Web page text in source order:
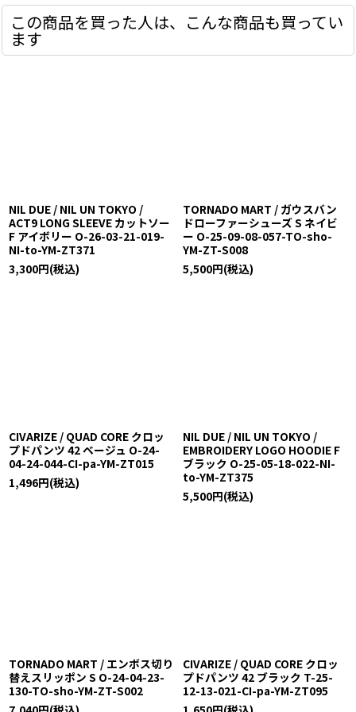
この商品を買った人は、こんな商品も買ってい
ます
NIL DUE / NIL UN TOKYO /
ACT9 LONG SLEEVE カットソー
F アイボリー O-26-03-21-019-
NI-to-YM-ZT371
3,300円(税込)
TORNADO MART / ガウスバン
ドローファーシューズ S ネイビ
ー O-25-09-08-057-TO-sho-
YM-ZT-S008
5,500円(税込)
CIVARIZE / QUAD CORE クロッ
プドパンツ 42 ベージュ O-24-
04-24-044-CI-pa-YM-ZT015
1,496円(税込)
NIL DUE / NIL UN TOKYO /
EMBROIDERY LOGO HOODIE F
ブラック O-25-05-18-022-NI-
to-YM-ZT375
5,500円(税込)
TORNADO MART / エンボス切り
替えスリッポン S O-24-04-23-
130-TO-sho-YM-ZT-S002
CIVARIZE / QUAD CORE クロッ
プドパンツ 42 ブラック T-25-
12-13-021-CI-pa-YM-ZT095